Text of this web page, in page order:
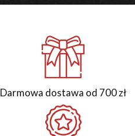
Darmowa dostawa od 700 zł